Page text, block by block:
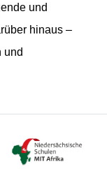
und
hinaus –
und